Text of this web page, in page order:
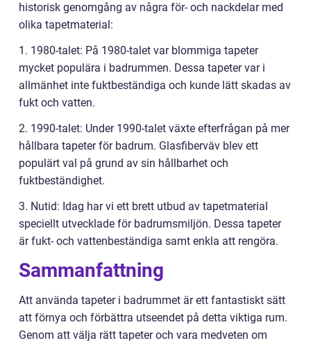
historisk genomgång av några för- och nackdelar med
olika tapetmaterial:
1. 1980-talet: På 1980-talet var blommiga tapeter
mycket populära i badrummen. Dessa tapeter var i
allmänhet inte fuktbeständiga och kunde lätt skadas av
fukt och vatten.
2. 1990-talet: Under 1990-talet växte efterfrågan på mer
hållbara tapeter för badrum. Glasfiberväv blev ett
populärt val på grund av sin hållbarhet och
fuktbeständighet.
3. Nutid: Idag har vi ett brett utbud av tapetmaterial
speciellt utvecklade för badrumsmiljön. Dessa tapeter
är fukt- och vattenbeständiga samt enkla att rengöra.
Sammanfattning
Att använda tapeter i badrummet är ett fantastiskt sätt
att förnya och förbättra utseendet på detta viktiga rum.
Genom att välja rätt tapeter och vara medveten om